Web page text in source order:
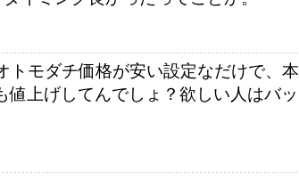
モダチ価格が安い設定なだけで、本
上げしてんでしょ？欲しい人はバッ